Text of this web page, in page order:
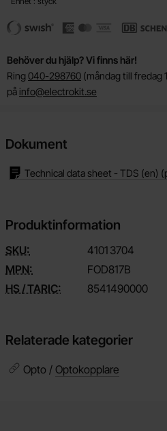
Behöver du hjälp? Vi finns här!
Ring 040-298760 (måndag till fredag
på info@electrokit.se
Dokument
Technical data sheet - TDS (en)
Produktinformation
SKU: 4101 3704
MPN:
FOD817B
HS / TARIC:
8541490000
Relaterade kategorier
Opto / Optokopplare